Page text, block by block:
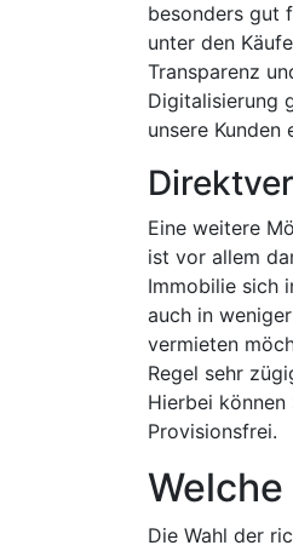
besonders gut
unter den
Transparenz
Digitalisierung
unsere Kunden
Eine weitere
ist vor allem
Immobilie sich
auch in
vermieten
Regel sehr
Hierbei
Provisionsfrei.
Die Wahl der